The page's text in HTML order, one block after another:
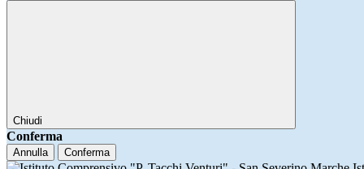
Chiudi
Conferma
Annulla Conferma